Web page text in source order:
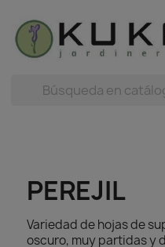


PEREJIL
Variedad de hojas de
oscuro, muy partidas y